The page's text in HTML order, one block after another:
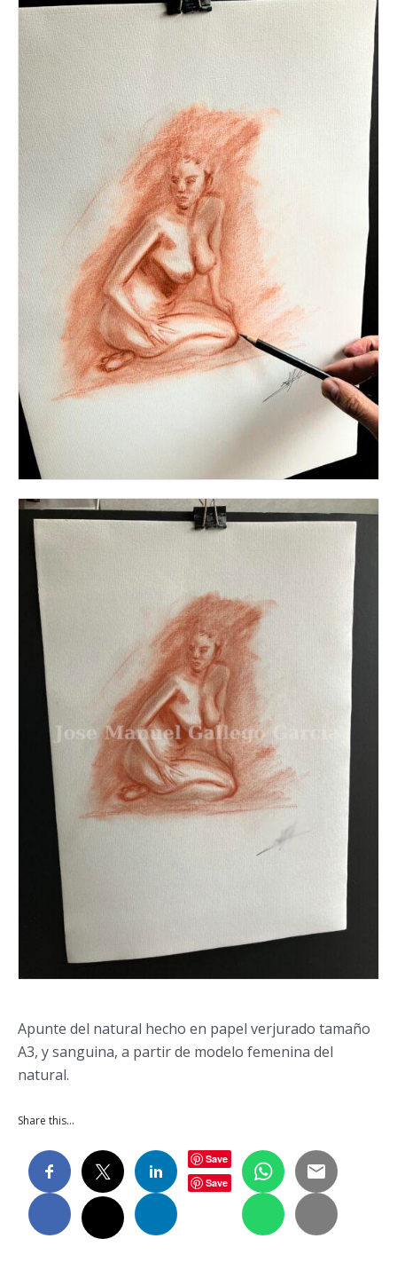
Apunte del natural hecho en papel verjurado tamaño
A3, y sanguina, a partir de modelo femenina del
natural.
Share this…
Save
Save